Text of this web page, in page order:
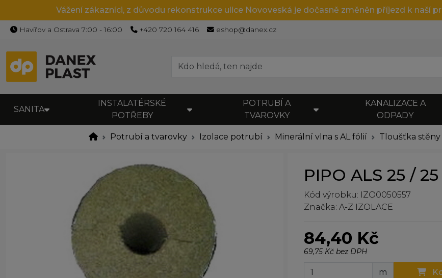
Vážení zákazníci, z důvodu rekonstrukce ulice Novoveská je dočasně změněn příjezd k naší
Havířov a Ostrava 7:00 - 16:00 +420 720 164 416 eshop@danex.cz
SANITA
INSTALATÉRSKÉ
POTŘEBY
POTRUBÍ A
TVAROVKY
KANALIZACE A
ODPADY
Potrubí a tvarovky Izolace potrubí Minerální vlna s AL fólií Tloušťka stěny
PIPO ALS 25 /
Kód výrobku: IZO0050557
Značka: A-Z IZOLACE
84,40 Kč
69,75 Kč bez DPH
m